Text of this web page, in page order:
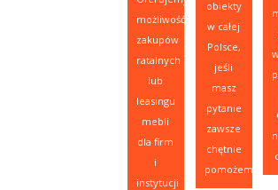
możliwość
zakupów
ratalnych
lub
leasingu
mebli
dla firm
i
instytucji
obiekty
w całej
Polsce,
jeśli
masz
pytanie
zawsze
chętnie
pomożemy.